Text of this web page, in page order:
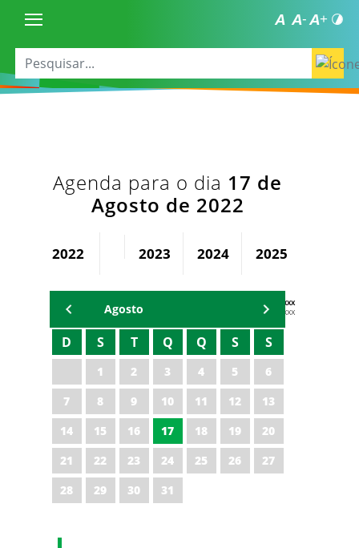
Agenda para o dia 17 de
Agosto de 2022
2022 2023 2024 2025
AGENDA DX XXXX XXXXXXXXXXX
Xxxxx Xxxxxxxxx
Agosto
D S T Q Q S S
1 2 3 4 5
6
7
8 9 10 11 12
13
14
15 16 17 18 19
20
21
22 23 24 25 26
27
28
29 30 31